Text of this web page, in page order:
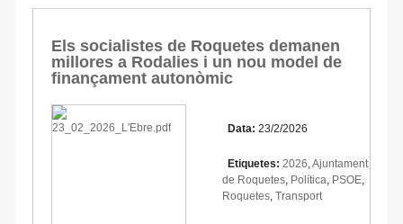
Els socialistes de Roquetes demanen
millores a Rodalies i un nou model de
finançament autonòmic
Data: 23/2/2026
Etiquetes: 2026 Ajuntament
de Roquetes Política PSOE
Roquetes Transport